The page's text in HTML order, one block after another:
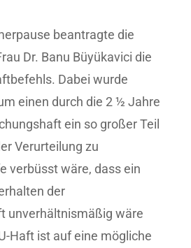
beantragte die
Dr. Banu Büyükavici die
Dabei wurde
einen durch die 2 ½ Jahre
ein so großer Teil
Verurteilung zu
verbüsst wäre, dass ein
der
unverhältnismäßig wäre
Haft ist auf eine mögliche